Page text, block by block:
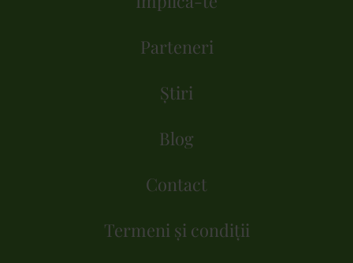
Parteneri
Știri
Blog
Contact
Termeni și condiții